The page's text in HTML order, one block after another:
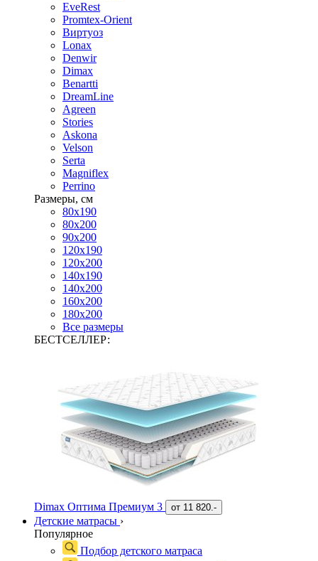
EveRest
Promtex-Orient
Виртуоз
Lonax
Denwir
Dimax
Benartti
DreamLine
Agreen
Stories
Askona
Velson
Serta
Magniflex
Perrino
Размеры, см
80х190
80х200
90х200
120х190
120х200
140х190
140х200
160х200
180х200
Все размеры
БЕСТСЕЛЛЕР:
Dimax Оптима Премиум 3 от 11 820.-
Детские матрасы ›
Популярное
Подбор детского матраса